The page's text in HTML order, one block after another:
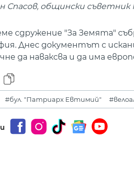
Спасов, общински съветник
сдружение "За Земята"
Днес документът с
да наваксва и да има
#бул. "Патриарх Евтимий"